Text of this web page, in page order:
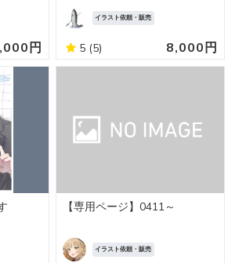
円
イラスト依頼・販売
5 (5) 8,000円
【専用ページ】0411～
イラスト依頼・販売